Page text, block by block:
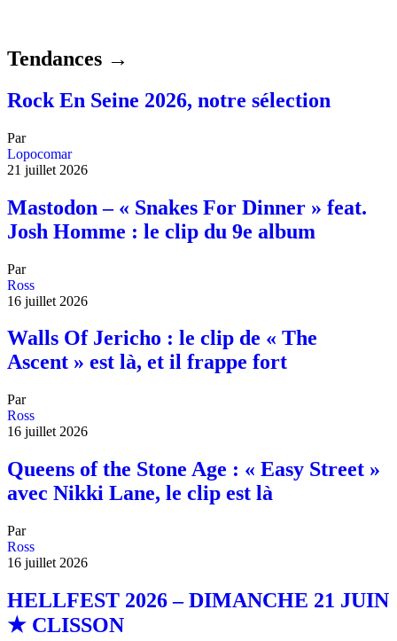
Tendances →
Rock En Seine 2026, notre sélection
Par
Lopocomar
21 juillet 2026
Mastodon – « Snakes For Dinner » feat.
Josh Homme : le clip du 9e album
Par
Ross
16 juillet 2026
Walls Of Jericho : le clip de « The
Ascent » est là, et il frappe fort
Par
Ross
16 juillet 2026
Queens of the Stone Age : « Easy Street »
avec Nikki Lane, le clip est là
Par
Ross
16 juillet 2026
HELLFEST 2026 – DIMANCHE 21 JUIN
★ CLISSON